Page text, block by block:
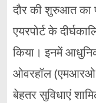
दौर की शुरुआत का
एयरपोर्ट के
किया। इनमें
ओवरहॉल (एमआरओ)
बेहतर सुविधाएं